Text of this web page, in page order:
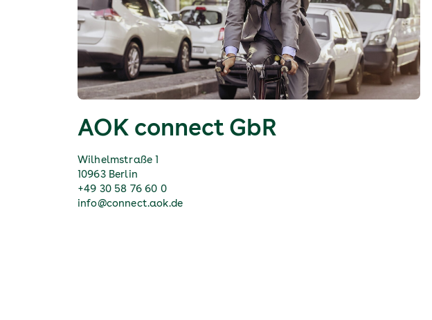
AOK connect GbR
Wilhelmstraße 1
10963 Berlin
+49 30 58 76 60 0
info@connect.aok.de